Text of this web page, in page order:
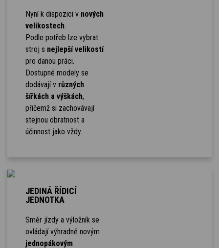
Nyní k dispozici v nových
velikostech.
Podle potřeb lze vybrat
stroj s nejlepší velikostí
pro danou práci.
Dostupné modely se
dodávají v různých
šířkách a výškách,
přičemž si zachovávají
stejnou obratnost a
účinnost jako vždy.
JEDINÁ ŘÍDICÍ
JEDNOTKA
Směr jízdy a výložník se
ovládají výhradně novým
jednopákovým